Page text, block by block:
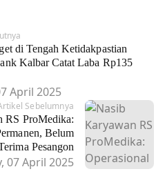
di Tengah Ketidakpastian
Kalbar Catat Laba Rp135
April 2025
Sebelumnya
RS ProMedika:
Belum
Pesangon
07 April 2025